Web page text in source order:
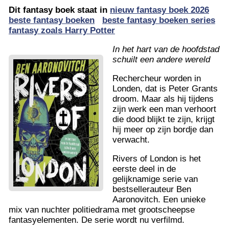
Dit fantasy boek staat in nieuw fantasy boek 2026
beste fantasy boeken
beste fantasy boeken series
fantasy zoals Harry Potter
In het hart van de hoofdstad
schuilt een andere wereld
Rechercheur worden in
Londen, dat is Peter Grants
droom. Maar als hij tijdens
zijn werk een man verhoort
die dood blijkt te zijn, krijgt
hij meer op zijn bordje dan
verwacht.
Rivers of London is het
eerste deel in de
gelijknamige serie van
bestsellerauteur Ben
Aaronovitch. Een unieke
mix van nuchter politiedrama met grootscheepse
fantasyelementen. De serie wordt nu verfilmd.